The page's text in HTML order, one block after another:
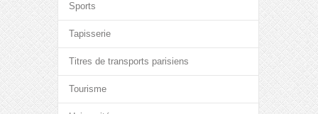
Sports
Tapisserie
Titres de transports parisiens
Tourisme